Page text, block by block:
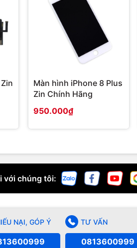
Màn hình iPhone 8 Plus
Zin Chính Hãng
950.000₫
với chúng tôi:
NẠI, GÓP Ý TƯ VẤN
0813600999